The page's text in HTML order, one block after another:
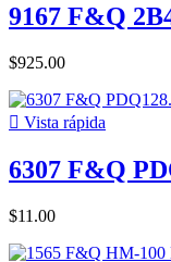
9167 F&Q
$925.00
 Vista rápida
6307 F&Q
$11.00